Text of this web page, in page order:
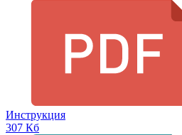
Инструкция
307 Кб